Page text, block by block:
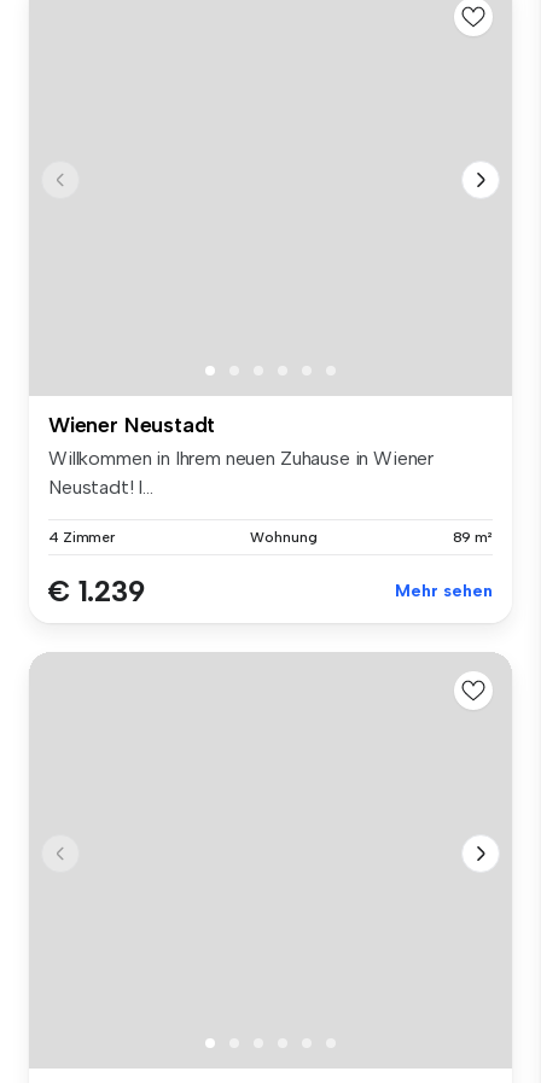
Wiener Neustadt
Willkommen in Ihrem neuen Zuhause in Wiener
Neustadt! I...
4 Zimmer Wohnung 89 m²
€ 1.239 Mehr sehen